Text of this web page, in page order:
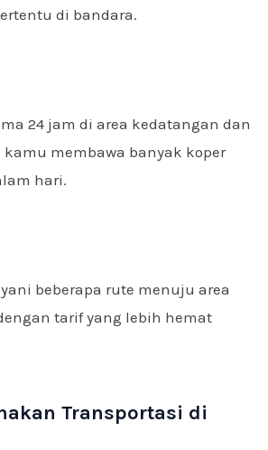
di bandara.
24 jam di area kedatangan dan
membawa banyak koper
hari.
beberapa rute menuju area
tarif yang lebih hemat
Transportasi di